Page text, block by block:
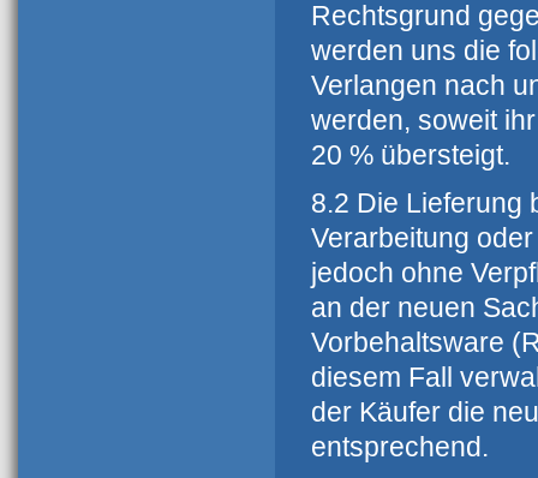
Rechtsgrund
werden uns die
Verlangen nach
werden, soweit
20 % übersteigt.
8.2 Die Lieferung
Verarbeitung
jedoch ohne
an der neuen
Vorbehaltsware
diesem Fall
der Käufer die
entsprechend.